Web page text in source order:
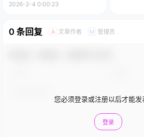
2026-2-4 0:00:23
0 条回复 A 文章作者 M 管理员
您必须登录或注册以后才能发
登录